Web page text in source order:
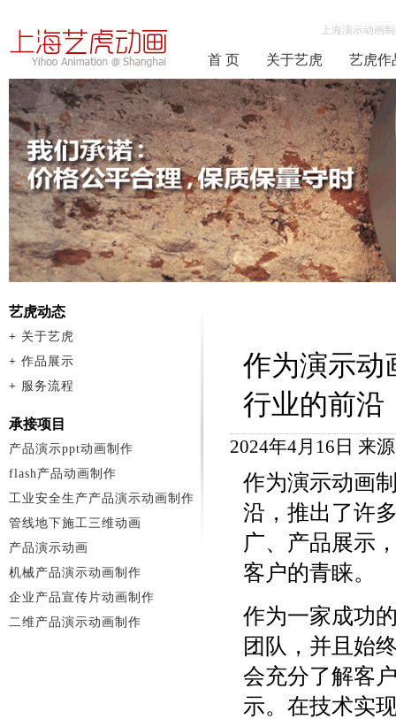
上海演示动画
首 页 关于艺虎 艺虎作
作为演示动
行业的前沿
2024年4月16日 来
作为演示动画
沿，推出了许
广、产品展示
客户的青睐。
作为一家成功
团队，并且始
会充分了解客
示。在技术实
艺虎动态
+ 关于艺虎
+ 作品展示
+ 服务流程
承接项目
产品演示ppt动画制作
flash产品动画制作
工业安全生产产品演示动画制作
管线地下施工三维动画
产品演示动画
机械产品演示动画制作
企业产品宣传片动画制作
二维产品演示动画制作